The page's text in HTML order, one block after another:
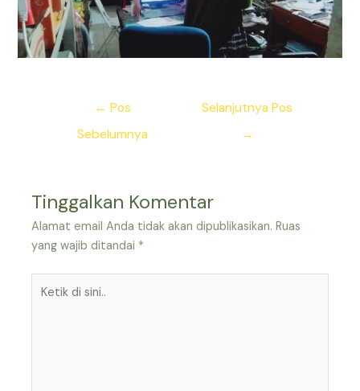
← Pos
Sebelumnya
Selanjutnya Pos
→
Tinggalkan Komentar
Alamat email Anda tidak akan dipublikasikan. Ruas
yang wajib ditandai *